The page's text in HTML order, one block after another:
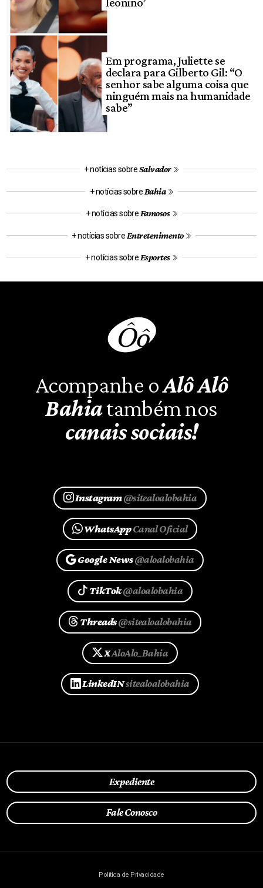
Em programa, Juliette se
declara para Gilberto Gil: “O
senhor sabe alguma coisa que
ninguém mais na humanidade
sabe”
+ notícias sobreSalvador
+ notícias sobre Bahia
+ notícias sobre Famosos
+ notícias sobre Entretenimento
+ notícias sobre Esportes
Acompanhe oAlô Alô
Bahiatambém nos
canais sociais!
Instagram@sitealoalobahia
WhatsAppCanal Oficial
Google News@aloalobahia
TikTok@aloalobahia
Threads@sitealoalobahia
XAloAlo_Bahia
LinkedINsitealoalobahia
Expediente
Fale Conosco
Política de Privacidade